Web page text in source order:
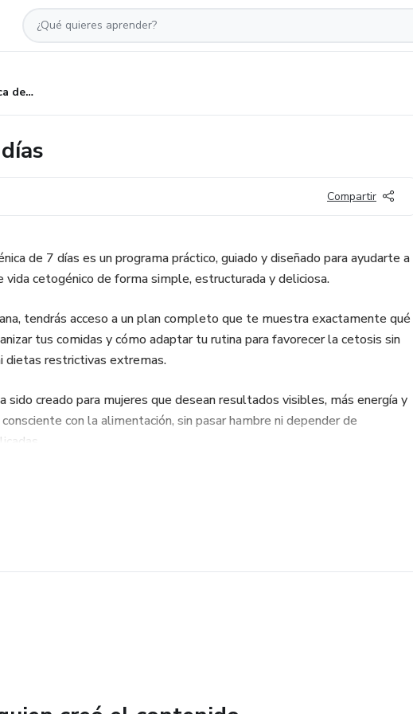
Misión Cetogénica de 7 días
Compartir
de 7 días es un programa práctico, guiado y diseñado para ayudarte a
vida cetogénico de forma simple, estructurada y deliciosa.
tendrás acceso a un plan completo que te muestra exactamente qué
tus comidas y cómo adaptar tu rutina para favorecer la cetosis sin
dietas restrictivas extremas.
sido creado para mujeres que desean resultados visibles, más energía y
con la alimentación, sin pasar hambre ni depender de